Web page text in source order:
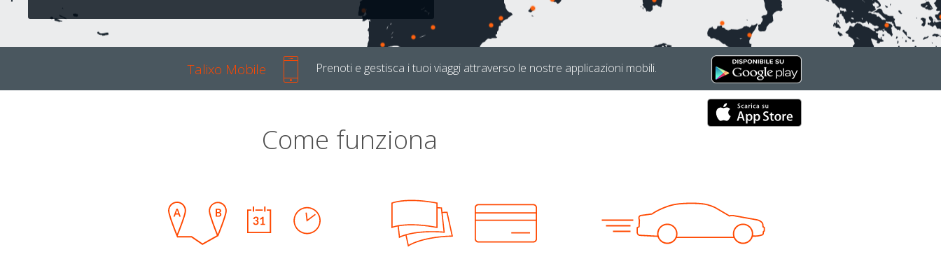
Talixo Mobile Prenoti e gestisca i tuoi viaggi attraverso le nostre applicazioni mobili.
Come funziona